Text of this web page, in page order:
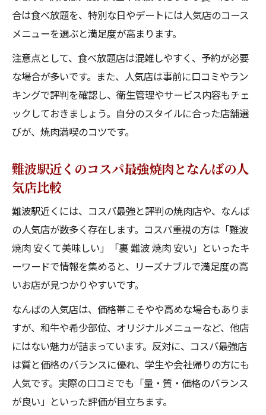
合は食べ放題を、特別な日やデートには人気店のコース
メニューを選ぶと満足度が高まります。
注意点として、食べ放題店は混雑しやすく、予約が必要
な場合が多いです。また、人気店は事前に口コミやラン
キングで評判を確認し、衛生管理やサービス内容もチェ
ックしておきましょう。自分のスタイルに合った店舗選
びが、焼肉満喫のコツです。
難波駅近くのコスパ最強焼肉となんばの人
気店比較
難波駅近くには、コスパ最強と評判の焼肉店や、なんば
の人気店が数多く存在します。コスパ重視の方は「難波
焼肉 安くて美味しい」「裏 難波 焼肉 安い」といったキ
ーワードで情報を集めると、リーズナブルで満足度の高
いお店が見つかりやすいです。
なんばの人気店は、価格帯こそやや高めな場合もありま
すが、和牛や希少部位、オリジナルメニューなど、他店
にはない魅力が詰まっています。反対に、コスパ最強店
は質と価格のバランスに優れ、学生や会社帰りの方にも
人気です。実際の口コミでも「量・質・価格のバランス
が良い」といった評価が目立ちます。